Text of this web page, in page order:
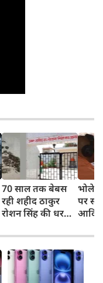
70 साल तक बेबस
रही शहीद ठाकुर
रोशन सिंह की धरती,
मिटा दिया तीन
पीढ़ियों का दर्द
पर